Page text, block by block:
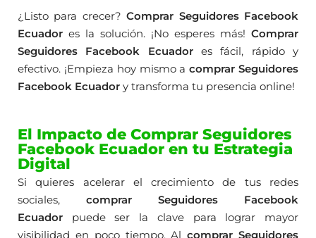
¿Listo para crecer?Comprar Seguidores Facebook
Ecuador es la solución. ¡No esperes más! Comprar
Seguidores Facebook Ecuadores fácil, rápido y
efectivo. ¡Empieza hoy mismo acomprar Seguidores
Facebook Ecuador y transforma tu presencia online!
El Impacto de Comprar Seguidores
Facebook Ecuador en tu Estrategia
Digital
Si quieres acelerar el crecimiento de tus redes
sociales, comprar Seguidores Facebook
Ecuador puede ser la clave para lograr mayor
visibilidad en poco tiempo. Alcomprar Seguidores